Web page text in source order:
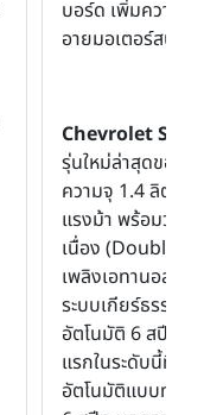
บอร์ด เพิ่มความล้
อายมอเตอร์สปอ
Chevrolet
รุ่นใหม่ล่าสุดของจี
ความจุ 1.4 ลิตร
แรงม้า พร้อมวาล์
เนื่อง (Double
เพลิงเอทานอล
ระบบเกียร์ธรรมด
อัตโนมัติ 6 สปีด ซึ่
แรกในระดับนี้ที่ใช้
อัตโนมัติแบบทอร์